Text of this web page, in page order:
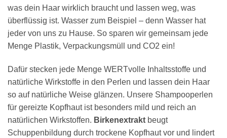
was dein Haar wirklich braucht und lassen weg, was
überflüssig ist. Wasser zum Beispiel – denn Wasser hat
jeder von uns zu Hause. So sparen wir gemeinsam jede
Menge Plastik, Verpackungsmüll und CO2 ein!
Dafür stecken jede Menge WERTvolle Inhaltsstoffe und
natürliche Wirkstoffe in den Perlen und lassen dein Haar
so auf natürliche Weise glänzen. Unsere Shampooperlen
für gereizte Kopfhaut ist besonders mild und reich an
natürlichen Wirkstoffen. Birkenextrakt beugt
Schuppenbildung durch trockene Kopfhaut vor und lindert